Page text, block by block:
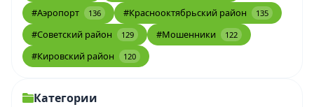
#Аэропорт 136 #Краснооктябрьский район 135
#Советский район 129 #Мошенники 122
#Кировский район 120
Категории